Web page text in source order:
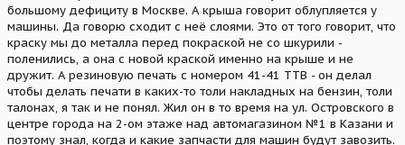
большому дефициту в Москве. А крыша говорит облупляется у
машины. Да говорю сходит с неё слоями. Это от того говорит, что
краску мы до металла перед покраской не со шкурили -
поленились, а она с новой краской именно на крыше и не
дружит. А резиновую печать с номером 41-41 ТТВ - он делал
чтобы делать печати в каких-то толи накладных на бензин, толи
талонах, я так и не понял. Жил он в то время на ул. Островского в
центре города на 2-ом этаже над автомагазином №1 в Казани и
поэтому знал, когда и какие запчасти для машин будут завозить.